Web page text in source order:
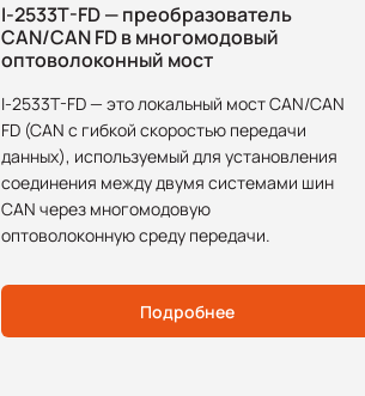
I-2533T-FD — преобразователь
CAN/CAN FD в многомодовый
оптоволоконный мост
I-2533T-FD — это локальный мост CAN/CAN
FD (CAN с гибкой скоростью передачи
данных), используемый для установления
соединения между двумя системами шин
CAN через многомодовую
оптоволоконную среду передачи.
Подробнее